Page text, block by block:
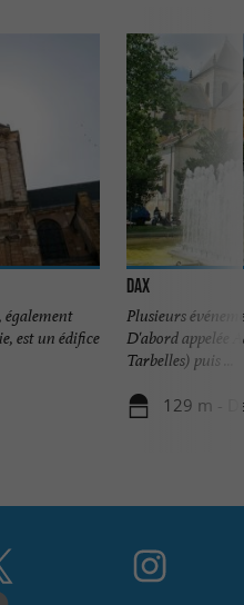
également
est un édifice
Dax
Plusieurs
D'abord appelée
Tarbelles) puis ...
129 m -